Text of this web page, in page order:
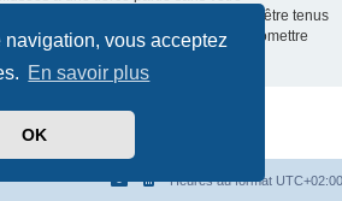
navigation, vous acceptez
En savoir plus
OK
| Forum », ni phpBB ne pourront être tenus
de tentative de piratage visant à compromettre
Heures au format UTC+02:00
® Forum Software © phpBB Limited
Traduit par
|Conditions